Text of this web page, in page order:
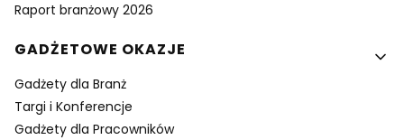
Raport branżowy 2026
GADŻETOWE OKAZJE
Gadżety dla Branż
Targi i Konferencje
Gadżety dla Pracowników